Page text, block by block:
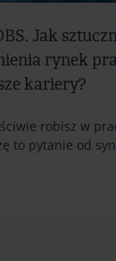
Jak
rynek
kariery?
robisz w
to pytanie od